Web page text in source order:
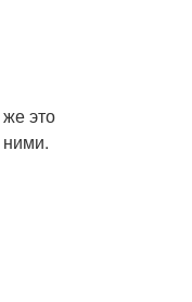
это